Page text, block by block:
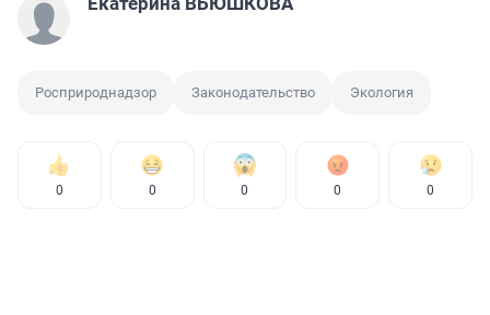
Росприроднадзор Законодательство Экология
0 0 0 0 0